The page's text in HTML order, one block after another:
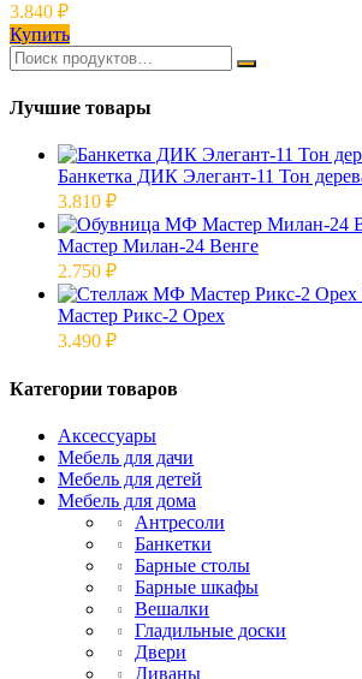
3.840 ₽
Купить
Лучшие товары
Банкетка ДИК Элегант-11 Тон
3.810 ₽
Мастер Милан-24 Венге
2.750 ₽
Мастер Рикс-2 Орех
3.490 ₽
Категории товаров
Аксессуары
Мебель для дачи
Мебель для детей
Мебель для дома
Антресоли
Банкетки
Барные столы
Барные шкафы
Вешалки
Гладильные доски
Двери
Диваны